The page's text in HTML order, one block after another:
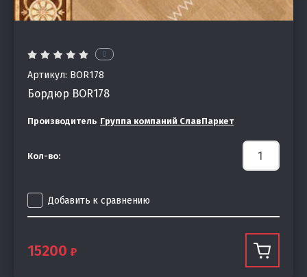
0
Артикул: BOR178
Бордюр BOR178
Производитель Группа компаний СлавПаркет
Кол-во:
Добавить к сравнению
15200